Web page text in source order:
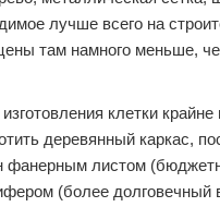
лучше всего на
там намного меньше,
клетки
деревянный каркас,
фанерным листом
(более долговечный